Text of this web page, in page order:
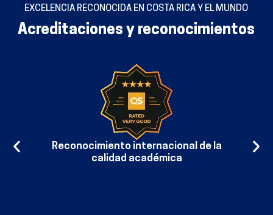
EXCELENCIA RECONOCIDA EN COSTA RICA Y EL MUNDO
Acreditaciones y reconocimientos
Reconocimiento internacional de la
calidad académica